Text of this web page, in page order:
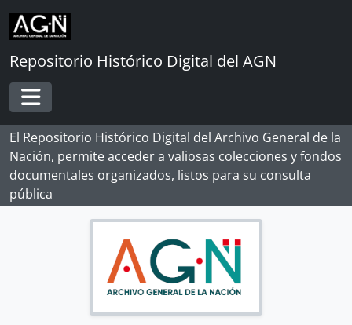
Skip to main content
Repositorio Histórico Digital del AGN
Toggle navigation
El Repositorio Histórico Digital del Archivo General de la
Nación, permite acceder a valiosas colecciones y fondos
documentales organizados, listos para su consulta
pública